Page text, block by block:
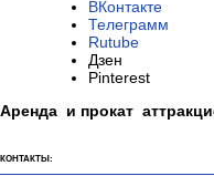
ВКонтакте
Телеграмм
Rutube
Дзен
Pinterest
Аренда и прокат
КОНТАКТЫ: